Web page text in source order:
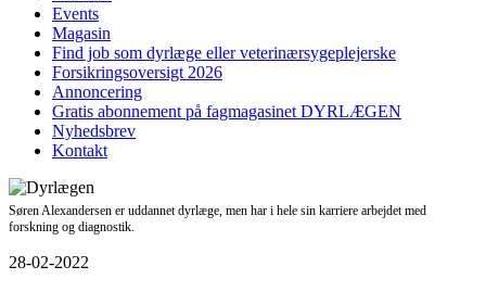
Events
Magasin
Find job som dyrlæge eller veterinærsygeplejerske
Forsikringsoversigt 2026
Annoncering
Gratis abonnement på fagmagasinet DYRLÆGEN
Nyhedsbrev
Kontakt
Søren Alexandersen er uddannet dyrlæge, men har i hele sin karriere arbejdet med
forskning og diagnostik.
28-02-2022